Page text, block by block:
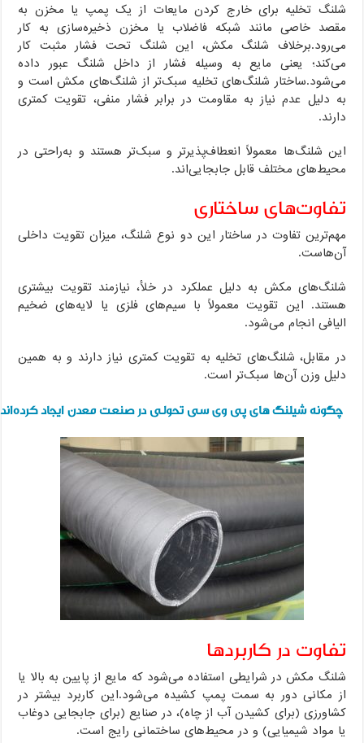
شلنگ تخلیه برای خارج کردن مایعات از یک پمپ یا مخزن به
مقصد خاصی مانند شبکه فاضلاب یا مخزن ذخیره‌سازی به کار
می‌رود.برخلاف شلنگ مکش، این شلنگ تحت فشار مثبت کار
می‌کند؛ یعنی مایع به وسیله فشار از داخل شلنگ عبور داده
می‌شود.ساختار شلنگ‌های تخلیه سبک‌تر از شلنگ‌های مکش است و
به دلیل عدم نیاز به مقاومت در برابر فشار منفی، تقویت کمتری
دارند.
این شلنگ‌ها معمولاً انعطاف‌پذیرتر و سبک‌تر هستند و به‌راحتی در
محیط‌های مختلف قابل جابجایی‌اند.
تفاوت‌های ساختاری
مهم‌ترین تفاوت در ساختار این دو نوع شلنگ، میزان تقویت داخلی
آن‌هاست.
شلنگ‌های مکش به دلیل عملکرد در خلأ، نیازمند تقویت بیشتری
هستند. این تقویت معمولاً با سیم‌های فلزی یا لایه‌های ضخیم
الیافی انجام می‌شود.
در مقابل، شلنگ‌های تخلیه به تقویت کمتری نیاز دارند و به همین
دلیل وزن آن‌ها سبک‌تر است.
چگونه شیلنگ های پی وی سی تحولی در صنعت معدن ایجاد کرده‌اند
تفاوت در کاربردها
شلنگ مکش در شرایطی استفاده می‌شود که مایع از پایین به بالا یا
از مکانی دور به سمت پمپ کشیده می‌شود.این کاربرد بیشتر در
کشاورزی (برای کشیدن آب از چاه)، در صنایع (برای جابجایی دوغاب
یا مواد شیمیایی) و در محیط‌های ساختمانی رایج است.